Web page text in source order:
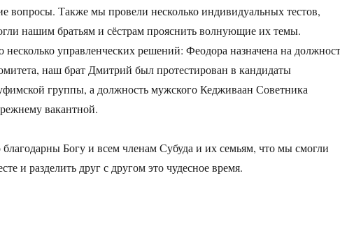
вопросы. Также мы провели несколько индивидуальных тестов,
нашим братьям и сёстрам прояснить волнующие их темы.
несколько управленческих решений: Феодора назначена на
наш брат Дмитрий был протестирован в кандидаты
группы, а должность мужского Кедживаан Советника
вакантной.
Богу и всем членам Субуда и их семьям, что мы смогли
и разделить друг с другом это чудесное время.